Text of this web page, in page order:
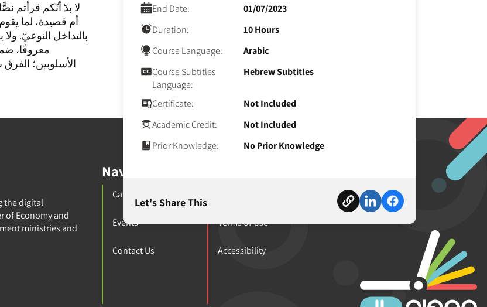
لا بدّ أنّكم قرأتم
أم قصيدة، لما
بالتداخل النوعيّ.
معروفًا،
الأسلوبين؛
End Date:
01/07/2023
Duration:
10 Hours
Course Language:
Arabic
Course Subtitles
Language:
Hebrew Subtitles
Certificate:
Not Included
Academic Credit:
Not Included
Prior Knowledge:
No Prior Knowledge
Let's Share This
the digital
of Economy and
ministries and
Navigation
Catalog
Events
Contact Us
Terms of Use
Accessibility